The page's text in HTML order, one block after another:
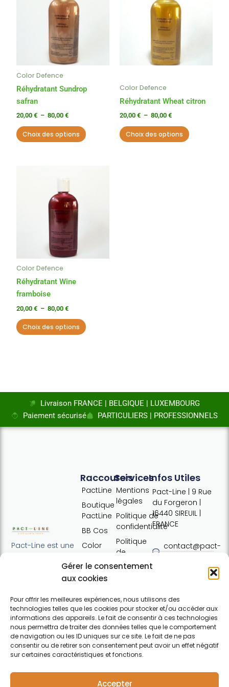
Gérer le consentement
aux cookies
Pour offrir les meilleures expériences, nous utilisons des
technologies telles que les cookies pour stocker et/ou accéder aux
informations des appareils. Le fait de consentir à ces technologies
nous permettra de traiter des données telles que le comportement
de navigation ou les ID uniques sur ce site. Le fait de ne pas
consentir ou de retirer son consentement peut avoir un effet négatif
sur certaines caractéristiques et fonctions.
Accepter
Color Defence
Réhydratant Sundrop
safran
20,00 € – 80,00 €
20,00 €
à
80,00 €
Choix des options
variations.
être
choisies
sur
la
page
du
Color Defence
Réhydratant Wheat citron
20,00 € – 80,00 €
20,00 €
80,00 €
Choix des options
plusieurs
peuvent
choisies
sur
la
page
du
Color Defence
Réhydratant Wine
framboise
20,00 € – 80,00 €
20,00 €
à
80,00 €
Choix des options
plusieurs
variations.
peuvent
être
choisies
sur
la
page
du
Livraison FRANCE | BELGIQUE | LUXEMBOURG
Paiement sécurisé
PARTICULIERS | PROFESSIONNELS
Pact-Line est une
proposant des
capillaires de
haute qualité et
soucieux du
respect de
l'environnement.
Pour particuliers et
F
Services
Mentions
légales
Politique de
confidentialité
Politique
de
cookies
de vente
Contact
Raccourcis
PactLine
Boutique
PactLine
BB Cos
Color
Pure
Elements
Infos Utiles
Pact-Line | 9 Rue
du Forgeron |
16440 SIREUIL |
FRANCE
contact@pact-
Tel : +33 (0)7
Horaires:
Lundi · 13h30 ·
17h30 | Mardi,
mercredi,
jeudi : 09h30 ·
12h30 / 13h30 ·
Vendredi :